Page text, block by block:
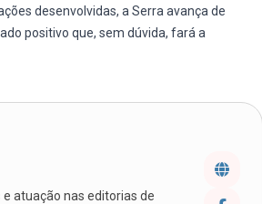
desenvolvidas, a Serra avança de
positivo que, sem dúvida, fará a
atuação nas editorias de